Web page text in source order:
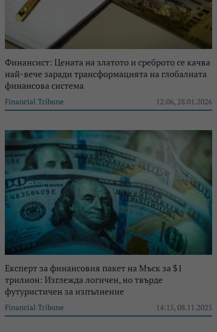
Финансист: Цената на златото и среброто се качва
най-вече заради трансформацията на глобалната
финансова система
Financial Tribune 12:06, 28.01.2026
Експерт за финансовия пакет на Мъск за $1
трилион: Изглежда логичен, но твърде
футуристичен за изпълнение
Financial Tribune 14:15, 08.11.2025